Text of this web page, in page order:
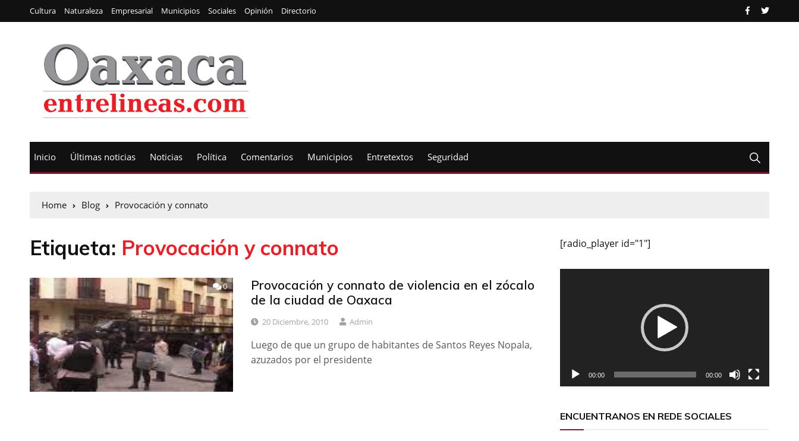
Cultura Naturaleza Empresarial Municipios Sociales Opinión Directorio
Inicio Últimas noticias Noticias Política Comentarios Municipios Entretextos Seguridad
Home Blog Provocación y connato
Etiqueta: Provocación y connato
0
Provocación y connato de violencia en el zócalo
de la ciudad de Oaxaca
20 Diciembre, 2010 Admin
Luego de que un grupo de habitantes de Santos Reyes Nopala,
azuzados por el presidente
[radio_player id="1"]
00:00 00:00
ENCUENTRANOS EN REDE SOCIALES